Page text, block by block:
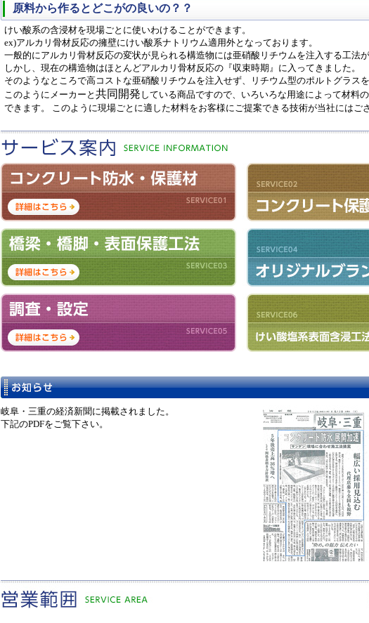
原料から作るとどこがの良いの？？
けい酸系の含浸材を現場ごとに使いわけることができます。
ex)アルカリ骨材反応の擁壁にけい酸系ナトリウム適用外となっております。
一般的にアルカリ骨材反応の変状が見られる構造物には亜硝酸リチウムを注入する工法が
しかし、現在の構造物はほとんどアルカリ骨材反応の『収束時期』に入ってきました。
そのようなところで高コストな亜硝酸リチウムを注入せず、リチウム型のポルトグラス
このようにメーカーと 共同開発 している商品ですので、いろいろな用途によって材料
できます。 このように現場ごとに適した材料をお客様にご提案できる技術が当社にはご
岐阜・三重の経済新聞に掲載されました。
下記のPDFをご覧下さい。